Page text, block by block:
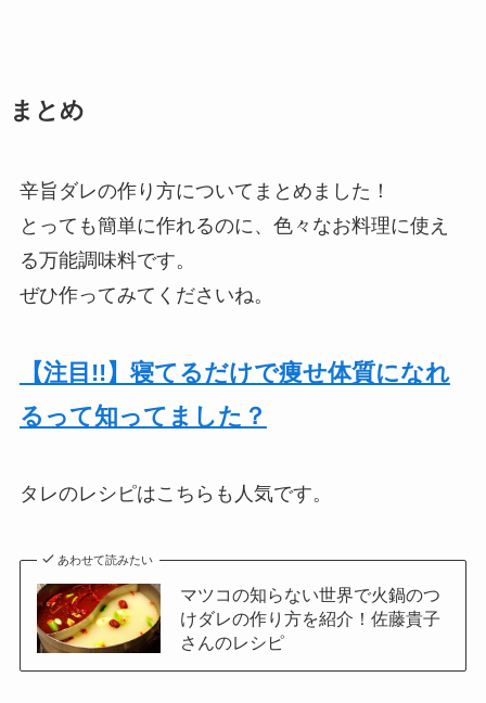
まとめ
辛旨ダレの作り方についてまとめました！
とっても簡単に作れるのに、色々なお料理に使え
る万能調味料です。
ぜひ作ってみてくださいね。
【注目!!】寝てるだけで痩せ体質になれ
るって知ってました？
タレのレシピはこちらも人気です。
あわせて読みたい
マツコの知らない世界で火鍋のつ
けダレの作り方を紹介！佐藤貴子
さんのレシピ